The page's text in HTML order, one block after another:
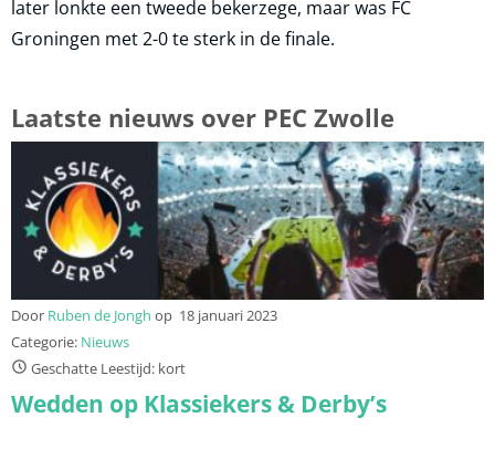
later lonkte een tweede bekerzege, maar was FC
Groningen met 2-0 te sterk in de finale.
Laatste nieuws over PEC Zwolle
Door Ruben de Jongh op 18 januari 2023
Categorie: Nieuws
Geschatte Leestijd: kort
Wedden op Klassiekers & Derby’s